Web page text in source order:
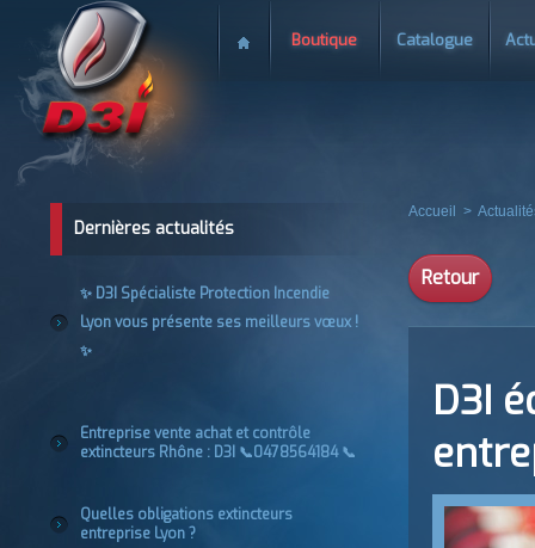
Boutique Catalogue
Dernières actualités
✨ D3I Spécialiste Protection Incendie
Lyon vous présente ses meilleurs vœux !
✨
Entreprise vente achat et contrôle
extincteurs Rhône : D3I 📞0478564184 📞
Quelles obligations extincteurs
entreprise Lyon ?
Accueil >
Retour
D3I